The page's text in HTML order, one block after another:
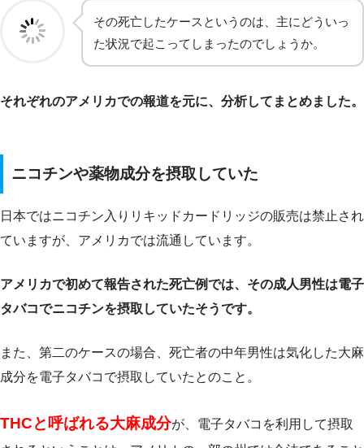
その死亡したケースというのは、主にどういっ
た状況で起こってしまったのでしょうか。
それぞれのアメリカでの報道を元に、分析してまとめました。
ニコチンや薬物成分を摂取していた
日本ではニコチン入りリキッドカードリッジの販売は禁止され
ていますが、アメリカでは流通しています。
アメリカで初めて報告された死亡例では、その成人男性は電子
タバコでニコチンを摂取していたそうです。
また、第二のケースの場合、死亡者の中年男性は気化した大麻
成分を電子タバコで摂取していたとのこと。
THCと呼ばれる大麻成分が、電子タバコを利用して摂取